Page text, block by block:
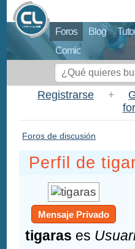
Foros Blog
Comic
Registrarse +
Foros de discusión
Perfil de
Mensaje Privado
tigaras es